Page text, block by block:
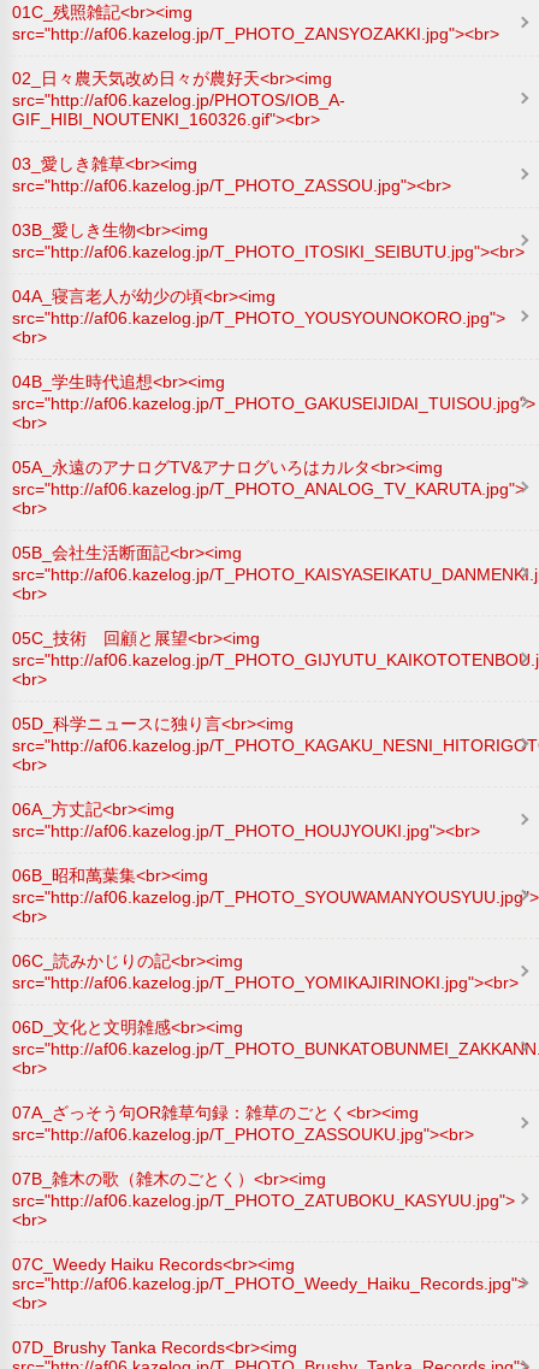
01C_残照雑記<br><img
src="http://af06.kazelog.jp/T_PHOTO_ZANSYOZAKKI.jpg"><br>
02_日々農天気改め日々が農好天<br><img
src="http://af06.kazelog.jp/PHOTOS/IOB_A-
GIF_HIBI_NOUTENKI_160326.gif"><br>
03_愛しき雑草<br><img
src="http://af06.kazelog.jp/T_PHOTO_ZASSOU.jpg"><br>
03B_愛しき生物<br><img
src="http://af06.kazelog.jp/T_PHOTO_ITOSIKI_SEIBUTU.jpg"><br>
04A_寝言老人が幼少の頃<br><img
src="http://af06.kazelog.jp/T_PHOTO_YOUSYOUNOKORO.jpg">
<br>
04B_学生時代追想<br><img
src="http://af06.kazelog.jp/T_PHOTO_GAKUSEIJIDAI_TUISOU.jpg">
<br>
05A_永遠のアナログTV&アナログいろはカルタ<br><img
src="http://af06.kazelog.jp/T_PHOTO_ANALOG_TV_KARUTA.jpg">
<br>
05B_会社生活断面記<br><img
src="http://af06.kazelog.jp/
<br>
05C_技術 回顧と展望<br><img
src="http://af06.kazelog.jp/
<br>
05D_科学ニュースに独り言<br><img
src="http://af06.kazelog.jp/
<br>
06A_方丈記<br><img
src="http://af06.kazelog.jp/T_PHOTO_HOUJYOUKI.jpg"><br>
06B_昭和萬葉集<br><img
src="http://af06.kazelog.jp/T_PHOTO_SYOUWAMANYOUSYUU.jpg">
<br>
06C_読みかじりの記<br><img
src="http://af06.kazelog.jp/T_PHOTO_YOMIKAJIRINOKI.jpg"><br>
06D_文化と文明雑感<br><img
src="http://af06.kazelog.jp/
<br>
07A_ざっそう句OR雑草句録：雑草のごとく<br><img
src="http://af06.kazelog.jp/T_PHOTO_ZASSOUKU.jpg"><br>
07B_雑木の歌（雑木のごとく）<br><img
src="http://af06.kazelog.jp/T_PHOTO_ZATUBOKU_KASYUU.jpg">
<br>
07C_Weedy Haiku Records<br><img
src="http://af06.kazelog.jp/T_PHOTO_Weedy_Haiku_Records.jpg">
<br>
07D_Brushy Tanka Records<br><img